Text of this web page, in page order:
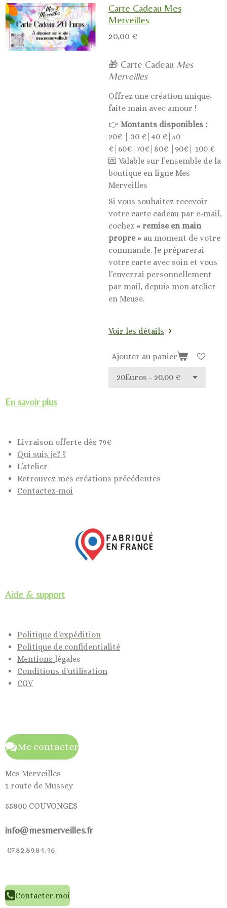
Carte Cadeau Mes
Merveilles
20,00 €
🎁 Carte Cadeau Mes
Merveilles
Offrez une création unique,
faite main avec amour !
👉 Montants disponibles :
20€ | 30 €|40 €|50
€|60€|70€|80€ |90€| 100 €
💌 Valable sur l’ensemble de la
boutique en ligne Mes
Merveilles
Si vous souhaitez recevoir
votre carte cadeau par e-mail,
cochez « remise en main
propre » au moment de votre
commande. Je préparerai
votre carte avec soin et vous
l’enverrai personnellement
par mail, depuis mon atelier
en Meuse.
Voir les détails
Ajouter au panier
En savoir plus
Livraison offerte dès 79€
Qui suis je? ?
L’atelier
Retrouvez mes créations précédentes
Contactez-moi
Aide & support
Politique d'expédition
Politique de confidentialité
Mentions légales
Conditions d'utilisation
CGV
Me contacter
Mes Merveilles
1 route de Mussey
55800 COUVONGES
info@mesmerveilles.fr
07.82.89.84.46
Contacter moi